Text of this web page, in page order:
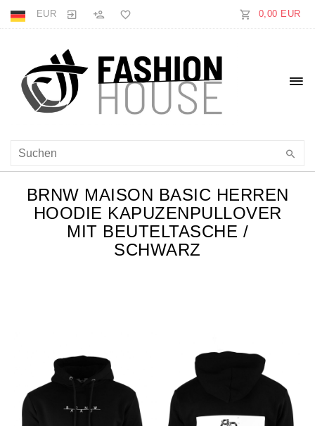
EUR 0,00 EUR
BRNW MAISON BASIC HERREN
HOODIE KAPUZENPULLOVER
MIT BEUTELTASCHE /
SCHWARZ